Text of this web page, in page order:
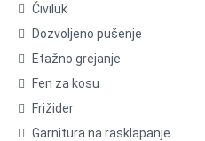
Čiviluk
Dozvoljeno pušenje
Etažno grejanje
Fen za kosu
Frižider
Garnitura na rasklapanje